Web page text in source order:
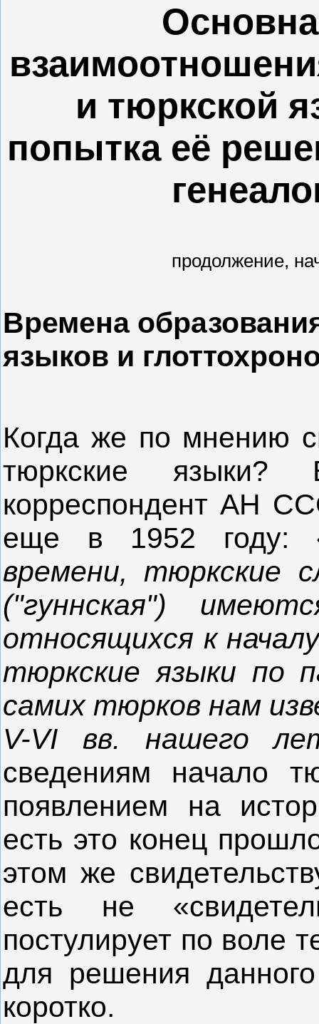
и тюркской
попытка её
продолжение,
Времена
языков и
Когда же по мнению
тюркские
корреспондент АН
еще в 1952 году:
времени, тюркские
("гуннская")
относящихся к
тюркские языки по
самих тюрков нам
V-VI вв. нашего
сведениям начало
появлением на
есть это конец
этом же
есть не
постулирует по воле
для решения
коротко.